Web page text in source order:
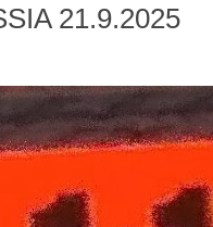
21.9.2025